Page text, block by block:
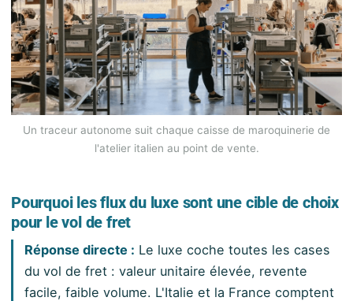
Un traceur autonome suit chaque caisse de maroquinerie de
l'atelier italien au point de vente.
Pourquoi les flux du luxe sont une cible de choix
pour le vol de fret
Réponse directe : Le luxe coche toutes les cases
du vol de fret : valeur unitaire élevée, revente
facile, faible volume. L'Italie et la France comptent